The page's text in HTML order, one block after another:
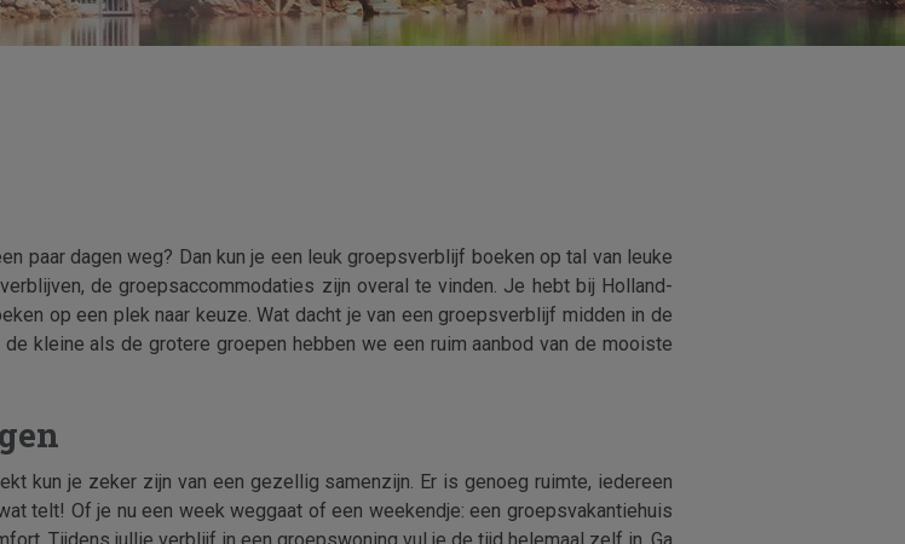
paar dagen weg? Dan kun je een leuk groepsverblijf boeken op tal van leuke
de groepsaccommodaties zijn overal te vinden. Je hebt bij Holland-
op een plek naar keuze. Wat dacht je van een groepsverblijf midden in de
kleine als de grotere groepen hebben we een ruim aanbod van de mooiste
kun je zeker zijn van een gezellig samenzijn. Er is genoeg ruimte, iedereen
telt! Of je nu een week weggaat of een weekendje: een groepsvakantiehuis